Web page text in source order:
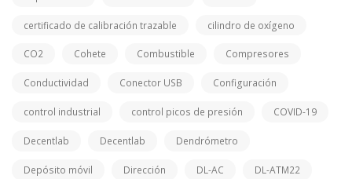
certificado de calibración trazable cilindro de oxígeno
CO2 Cohete Combustible Compresores
Conductividad Conector USB Configuración
control industrial control picos de presión COVID-19
Decentlab Decentlab Dendrómetro
Depósito móvil Dirección DL-AC DL-ATM22